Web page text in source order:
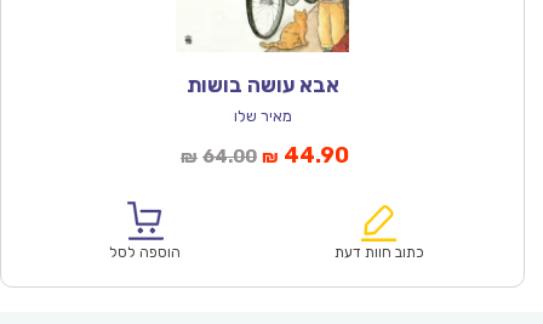
אבא עושה בושות
מאיר שלו
₪ 64.00המחיר
₪64.00.
₪ 44.90המחיר
הוא:
כתוב חוות דעת הוספה לסל